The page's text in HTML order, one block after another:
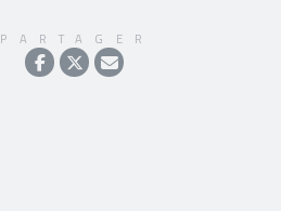
PARTAGER